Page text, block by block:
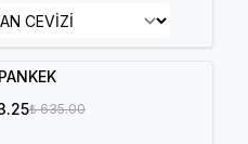
₺ 635.00